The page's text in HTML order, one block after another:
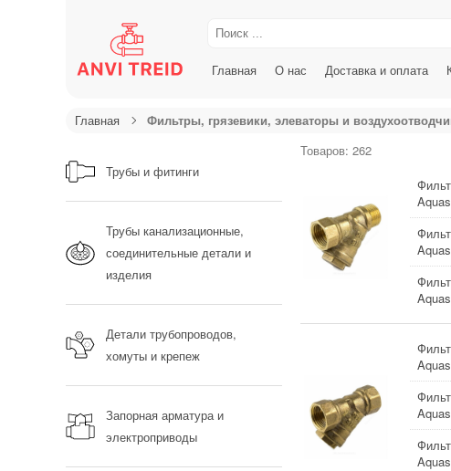
Главная О нас Доставка и оплата
Главная Фильтры, грязевики, элеваторы и
Трубы и фитинги
Трубы канализационные,
соединительные детали и
изделия
Детали трубопроводов,
хомуты и крепеж
Запорная арматура и
электроприводы
Товаров: 262